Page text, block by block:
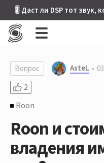
🎚 Даст ли DSP тот звук,
Вопрос AsteL
2
Roon
Roon и
владения